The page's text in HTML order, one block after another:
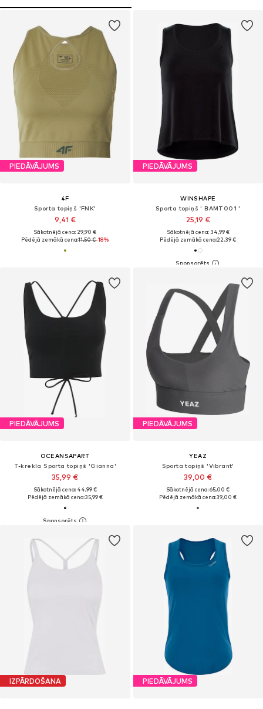
PIEDĀVĀJUMS
4F
Sporta topiņš 'FNK'
9,41 €
Sākotnējā cena: 29,90 €
Pēdējā zemākā cena:11,50 €-18%
PIEDĀVĀJUMS
WINSHAPE
Sporta topiņš ' BAMT001 '
25,19 €
Sākotnējā cena: 34,99 €
Pēdējā zemākā cena:22,39 €
PIEDĀVĀJUMS
OCEANSAPART
T-krekla Sporta topiņš 'Gianna'
35,99 €
Sākotnējā cena: 44,99 €
Pēdējā zemākā cena:35,99 €
PIEDĀVĀJUMS
YEAZ
Sporta topiņš 'Vibrant'
39,00 €
Sākotnējā cena: 65,00 €
Pēdējā zemākā cena:39,00 €
IZPĀRDOŠANA PIEDĀVĀJUMS